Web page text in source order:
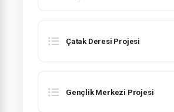
Çatak Deresi Projesi
Gençlik Merkezi Projesi